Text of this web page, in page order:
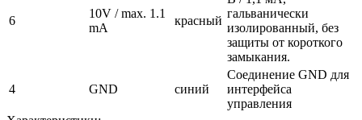
6
10V / max. 1.1
mA
красный
гальванически
изолированный, без
защиты от короткого
замыкания.
4 GND синий
Соединение GND для
интерфейса
управления